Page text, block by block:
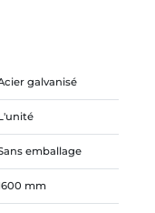
galvanisé
emballage
mm